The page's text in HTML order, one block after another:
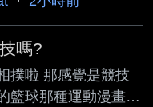
嗎?
撲啦 那感覺是競技
籃球那種運動漫畫